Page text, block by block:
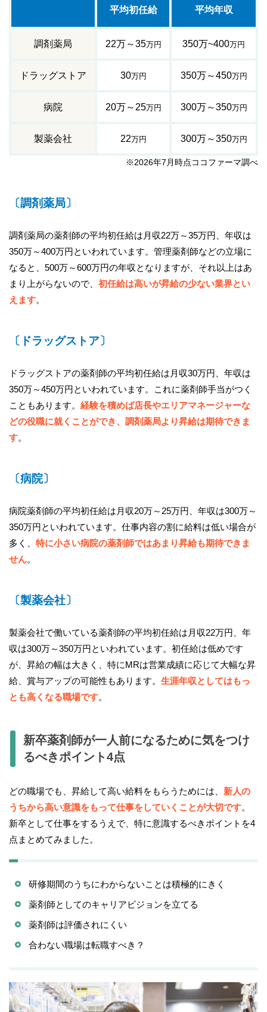
平均初任給 平均年収
調剤薬局 22万～35万円 350万~400万円
ドラッグストア 30万円 350万～450万円
病院 20万～25万円 300万～350万円
製薬会社 22万円 300万～350万円
※2026年7月時点ココファーマ調べ
〔調剤薬局〕
調剤薬局の薬剤師の平均初任給は月収22万～35万円、年収は
350万～400万円といわれています。管理薬剤師などの立場に
なると、500万～600万円の年収となりますが、それ以上はあ
まり上がらないので、 初任給は高いが昇給の少ない業界とい
えます。
〔ドラッグストア〕
ドラッグストアの薬剤師の平均初任給は月収30万円、年収は
350万～450万円といわれています。これに薬剤師手当がつく
こともあります。 経験を積めば店長やエリアマネージャーな
どの役職に就くことができ、調剤薬局より昇給は期待できま
す。
〔病院〕
病院薬剤師の平均初任給は月収20万～25万円、年収は300万～
350万円といわれています。仕事内容の割に給料は低い場合が
多く、 特に小さい病院の薬剤師ではあまり昇給も期待できま
せん。
〔製薬会社〕
製薬会社で働いている薬剤師の平均初任給は月収22万円、年
収は300万～350万円といわれています。初任給は低めです
が、昇給の幅は大きく、特にMRは営業成績に応じて大幅な昇
給、賞与アップの可能性もあります。 生涯年収としてはもっ
とも高くなる職場です。
新卒薬剤師が一人前になるために気をつけ
るべきポイント4点
どの職場でも、昇給して高い給料をもらうためには、 新人の
うちから高い意識をもって仕事をしていくことが大切です。
新卒として仕事をするうえで、特に意識するべきポイントを4
点まとめてみました。
研修期間のうちにわからないことは積極的にきく
薬剤師としてのキャリアビジョンを立てる
薬剤師は評価されにくい
合わない職場は転職すべき？